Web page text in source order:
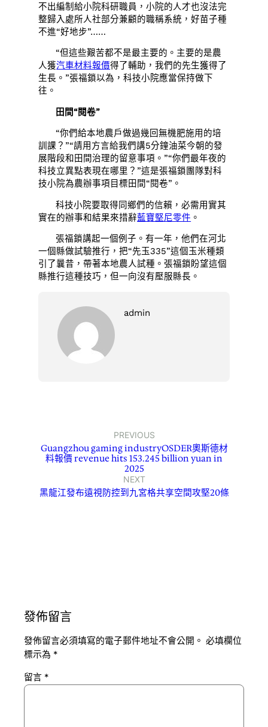
不出編制給小院科研職員，小院的人才也沒法完
整歸入處所人社部分兼顧的職稱系統，好苗子種
不進“好地步”……
“但這些艱苦都不是最主要的。主要的是農
人獲汽車材料報價得了輔助，我們的先生獲得了
生長。”張福鎖以為，科技小院應當保持做下
往。
田間“閱卷”
“你們給本地農戶做過幾回無機肥施用的培
訓課？”“請用方言給我們講5分鐘油菜今朝的發
展階段和田間治理的留意事項。”“你們最年夜的
科技立異點表現在哪里？”這是張福鎖團隊對科
技小院為農辦事項目標田間“閱卷”。
科技小院要取得同鄉們的信賴，必需用實其
實在的辦事和結果來措辭藍寶堅尼零件 。
張福鎖講起一個例子。有一年，他們在河北
一個縣做試驗推行，把“先玉335”這個玉米種類
引了曩昔，帶著本地農人試種。張福鎖盼望這個
縣推行這種技巧，但一向沒有壓服縣長。
admin
PREVIOUS
Guangzhou gaming industryOSDER奧斯德材
料報價 revenue hits 153.245 billion yuan in
2025
NEXT
黑龍江發布遠視防控到九宮格共享空間攻堅20條
發佈留言
發佈留言必須填寫的電子郵件地址不會公開。 必填欄位
標示為 *
留言 *